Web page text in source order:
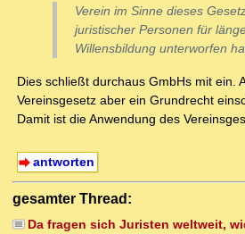
Verein im Sinne dieses
juristischer Personen für
Willensbildung unterworfen
Dies schließt durchaus GmbHs mit ein.
Vereinsgesetz aber ein Grundrecht
Damit ist die Anwendung des
antworten
gesamter Thread:
Da fragen sich Juristen weltweit,